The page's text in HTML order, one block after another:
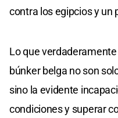
contra los egipcios y un
Lo que
búnker belga no son
sino la evidente
condiciones y superar